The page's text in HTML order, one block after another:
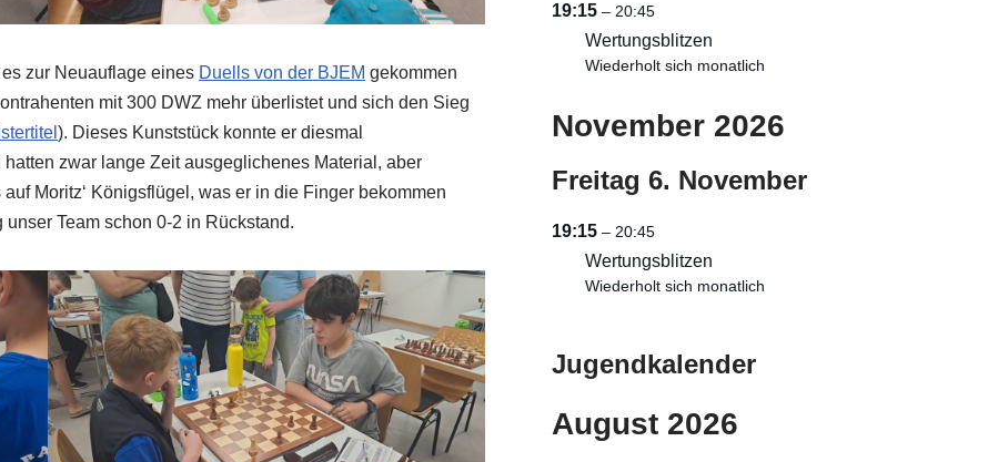
zur Neuauflage eines Duells von der BJEM gekommen
mit 300 DWZ mehr überlistet und sich den Sieg
). Dieses Kunststück konnte er diesmal
zwar lange Zeit ausgeglichenes Material, aber
Moritz‘ Königsflügel, was er in die Finger bekommen
Team schon 0-2 in Rückstand.
19:15 – 20:45
Wertungsblitzen
Wiederholt sich monatlich
November 2026
Freitag 6. November
19:15 – 20:45
Wertungsblitzen
Wiederholt sich monatlich
Jugendkalender
August 2026